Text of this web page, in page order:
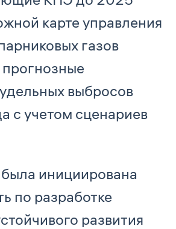
карте управления
газов
выбросов
с учетом сценариев
инициирована
по разработке
развития